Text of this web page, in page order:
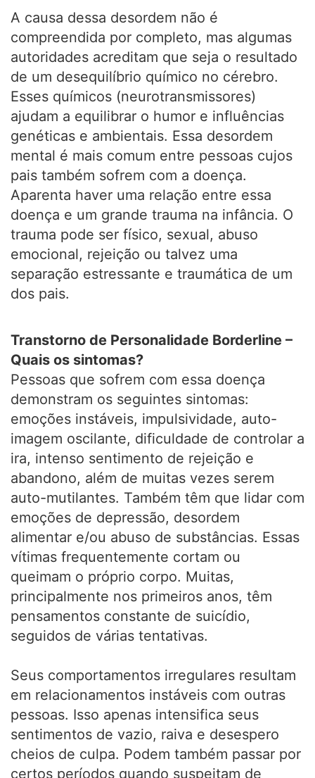
A causa dessa desordem não é
compreendida por completo, mas algumas
autoridades acreditam que seja o resultado
de um desequilíbrio químico no cérebro.
Esses químicos (neurotransmissores)
ajudam a equilibrar o humor e influências
genéticas e ambientais. Essa desordem
mental é mais comum entre pessoas cujos
pais também sofrem com a doença.
Aparenta haver uma relação entre essa
doença e um grande trauma na infância. O
trauma pode ser físico, sexual, abuso
emocional, rejeição ou talvez uma
separação estressante e traumática de um
dos pais.
Transtorno de Personalidade Borderline –
Quais os sintomas?
Pessoas que sofrem com essa doença
demonstram os seguintes sintomas:
emoções instáveis, impulsividade, auto-
imagem oscilante, dificuldade de controlar a
ira, intenso sentimento de rejeição e
abandono, além de muitas vezes serem
auto-mutilantes. Também têm que lidar com
emoções de depressão, desordem
alimentar e/ou abuso de substâncias. Essas
vítimas frequentemente cortam ou
queimam o próprio corpo. Muitas,
principalmente nos primeiros anos, têm
pensamentos constante de suicídio,
seguidos de várias tentativas.
Seus comportamentos irregulares resultam
em relacionamentos instáveis com outras
pessoas. Isso apenas intensifica seus
sentimentos de vazio, raiva e desespero
cheios de culpa. Podem também passar por
certos períodos quando suspeitam de